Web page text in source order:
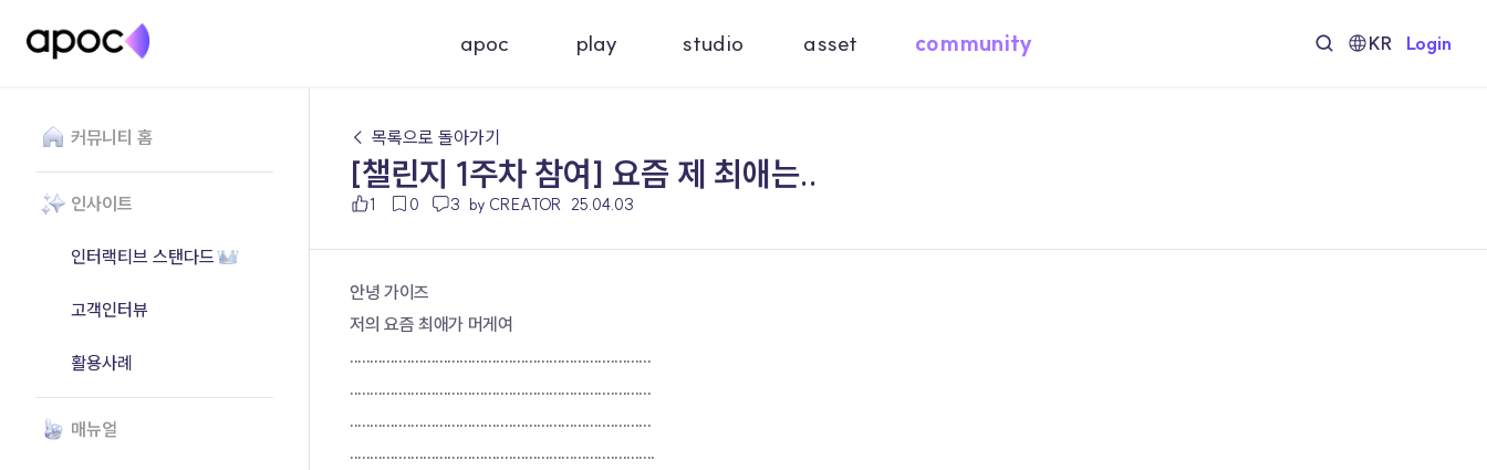
apoc play studio asset community KR Login
커뮤니티 홈
인사이트
인터랙티브 스탠다드
고객인터뷰
활용사례
매뉴얼
← 목록으로 돌아가기
[챌린지 1주차 참여] 요즘 제 최애는..
1 0 3 by CREATOR 25.04.03
안녕 가이즈
저의 요즘 최애가 머게여
..........................................................................
..........................................................................
..........................................................................
...........................................................................